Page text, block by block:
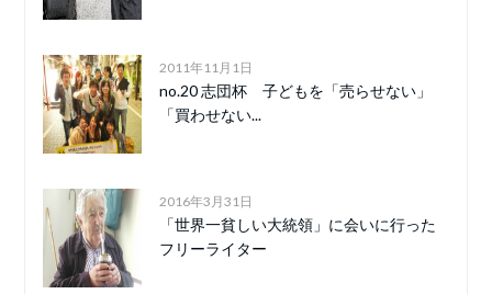
2011年11月1日
no.20 志団杯 子どもを「売らせない」
「買わせない...
2016年3月31日
「世界一貧しい大統領」に会いに行った
フリーライター